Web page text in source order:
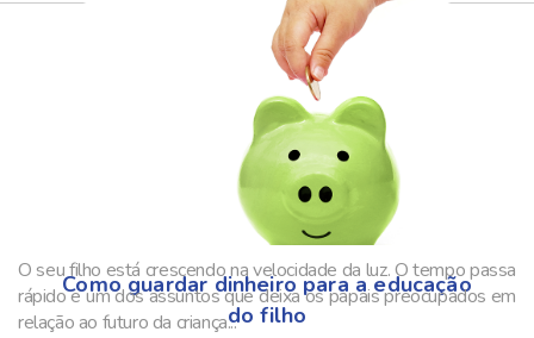
Como guardar dinheiro para a educação
do filho
O seu filho está crescendo na velocidade da luz. O tempo passa
rápido e um dos assuntos que deixa os papais preocupados em
relação ao futuro da criança...